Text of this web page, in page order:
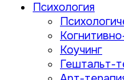
Психология
Коучинг
Гештальт-